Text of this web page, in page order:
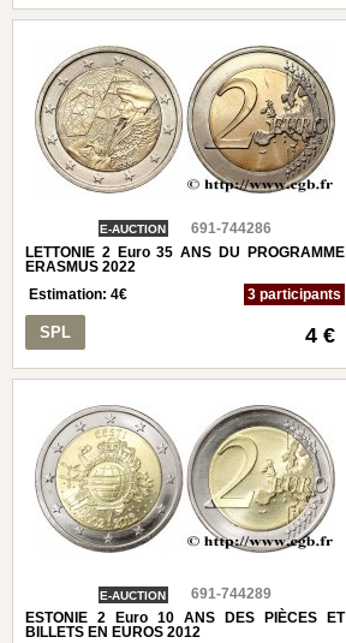
E-AUCTION
691-744286
LETTONIE 2 Euro 35 ANS DU PROGRAMME
ERASMUS 2022
Estimation:4€ 3 participants
SPL 4 €
E-AUCTION
691-744289
ESTONIE 2 Euro 10 ANS DES PIÈCES ET
BILLETS EN EUROS 2012